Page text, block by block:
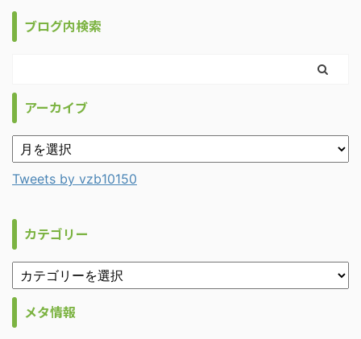
ブログ内検索
アーカイブ
Tweets by vzb10150
カテゴリー
メタ情報